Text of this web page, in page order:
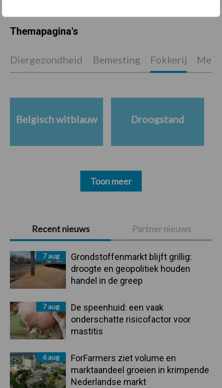
Primaire
Sidebar
Recent nieuws Partner nieuws
7 aug
Grondstoffenmarkt blijft grillig:
droogte en geopolitiek houden
handel in de greep
7 aug
De speenhuid: een vaak
onderschatte risicofactor voor
mastitis
6 aug
ForFarmers ziet volume en
marktaandeel groeien in krimpende
Nederlandse markt
Themapagina's
Diergezondheid Bemesting Fokkerij
Belgisch witblauw Droogstand
Toon meer